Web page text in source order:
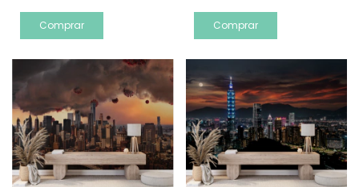
Comprar Comprar